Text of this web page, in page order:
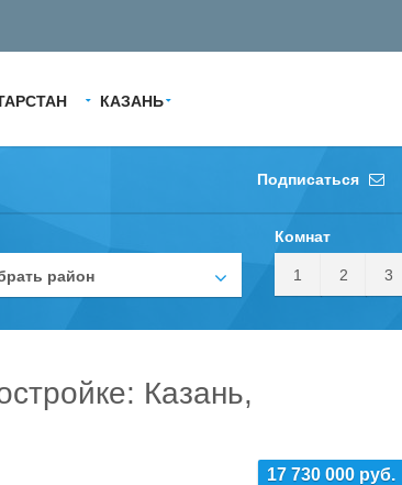
КАЗАНЬ
Подписаться
район
Комнат
1 2 3
Казань,
17 730 000 руб.